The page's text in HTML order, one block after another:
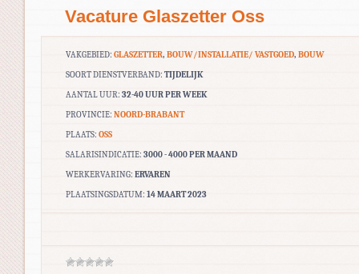
Vacature Glaszetter Oss
VAKGEBIED: GLASZETTER, BOUW/INSTALLATIE/ VASTGOED, BOUW
SOORT DIENSTVERBAND: TIJDELIJK
AANTAL UUR: 32-40 UUR PER WEEK
PROVINCIE: NOORD-BRABANT
PLAATS: OSS
SALARISINDICATIE: 3000 - 4000 PER MAAND
WERKERVARING: ERVAREN
PLAATSINGSDATUM: 14 MAART 2023